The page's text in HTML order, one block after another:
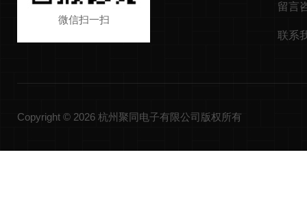
微信扫一扫
留言
联系
Copyright © 2026 杭州聚同电子有限公司版权所有